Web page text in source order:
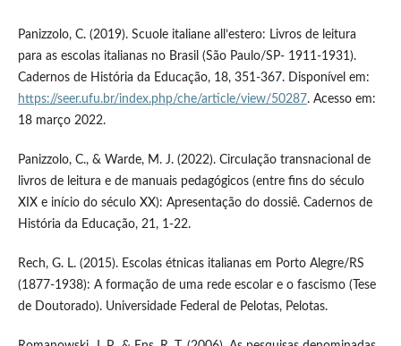
Panizzolo, C. (2019). Scuole italiane all’estero: Livros de leitura
para as escolas italianas no Brasil (São Paulo/SP- 1911-1931).
Cadernos de História da Educação, 18, 351-367. Disponível em:
https://seer.ufu.br/index.php/che/article/view/50287. Acesso em:
18 março 2022.
Panizzolo, C., & Warde, M. J. (2022). Circulação transnacional de
livros de leitura e de manuais pedagógicos (entre fins do século
XIX e início do século XX): Apresentação do dossiê. Cadernos de
História da Educação, 21, 1-22.
Rech, G. L. (2015). Escolas étnicas italianas em Porto Alegre/RS
(1877-1938): A formação de uma rede escolar e o fascismo (Tese
de Doutorado). Universidade Federal de Pelotas, Pelotas.